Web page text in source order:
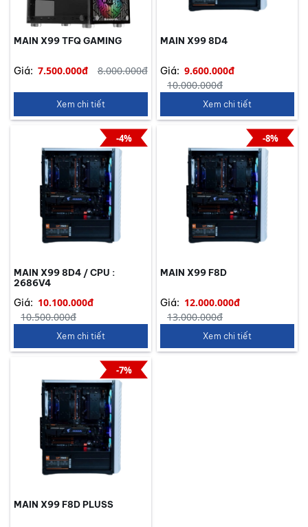
MAIN X99 TFQ GAMING
Giá: 7.500.000đ 8.000.000đ
Xem chi tiết
MAIN X99 8D4
Giá: 9.600.000đ
10.000.000đ
Xem chi tiết
MAIN X99 8D4 / CPU :
2686V4
Giá: 10.100.000đ
10.500.000đ
-4%
Xem chi tiết
MAIN X99 F8D
Giá: 12.000.000đ
13.000.000đ
-8%
Xem chi tiết
MAIN X99 F8D PLUSS
-7%